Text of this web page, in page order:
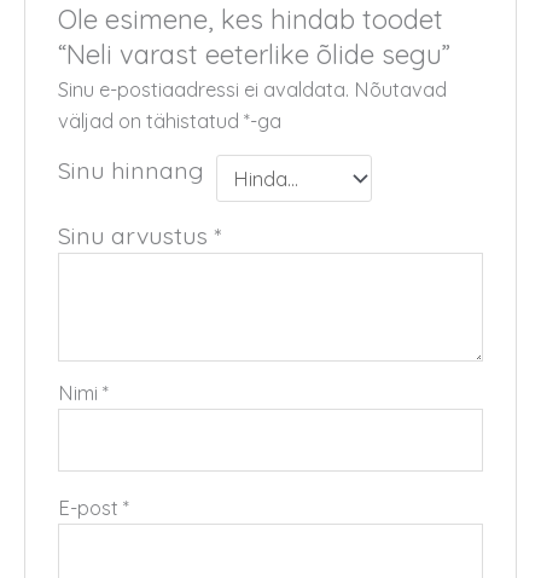
Ole esimene, kes hindab toodet
“Neli varast eeterlike õlide segu”
Sinu e-postiaadressi ei avaldata. Nõutavad
väljad on tähistatud*-ga
Sinu hinnang
Sinu arvustus *
Nimi*
E-post*